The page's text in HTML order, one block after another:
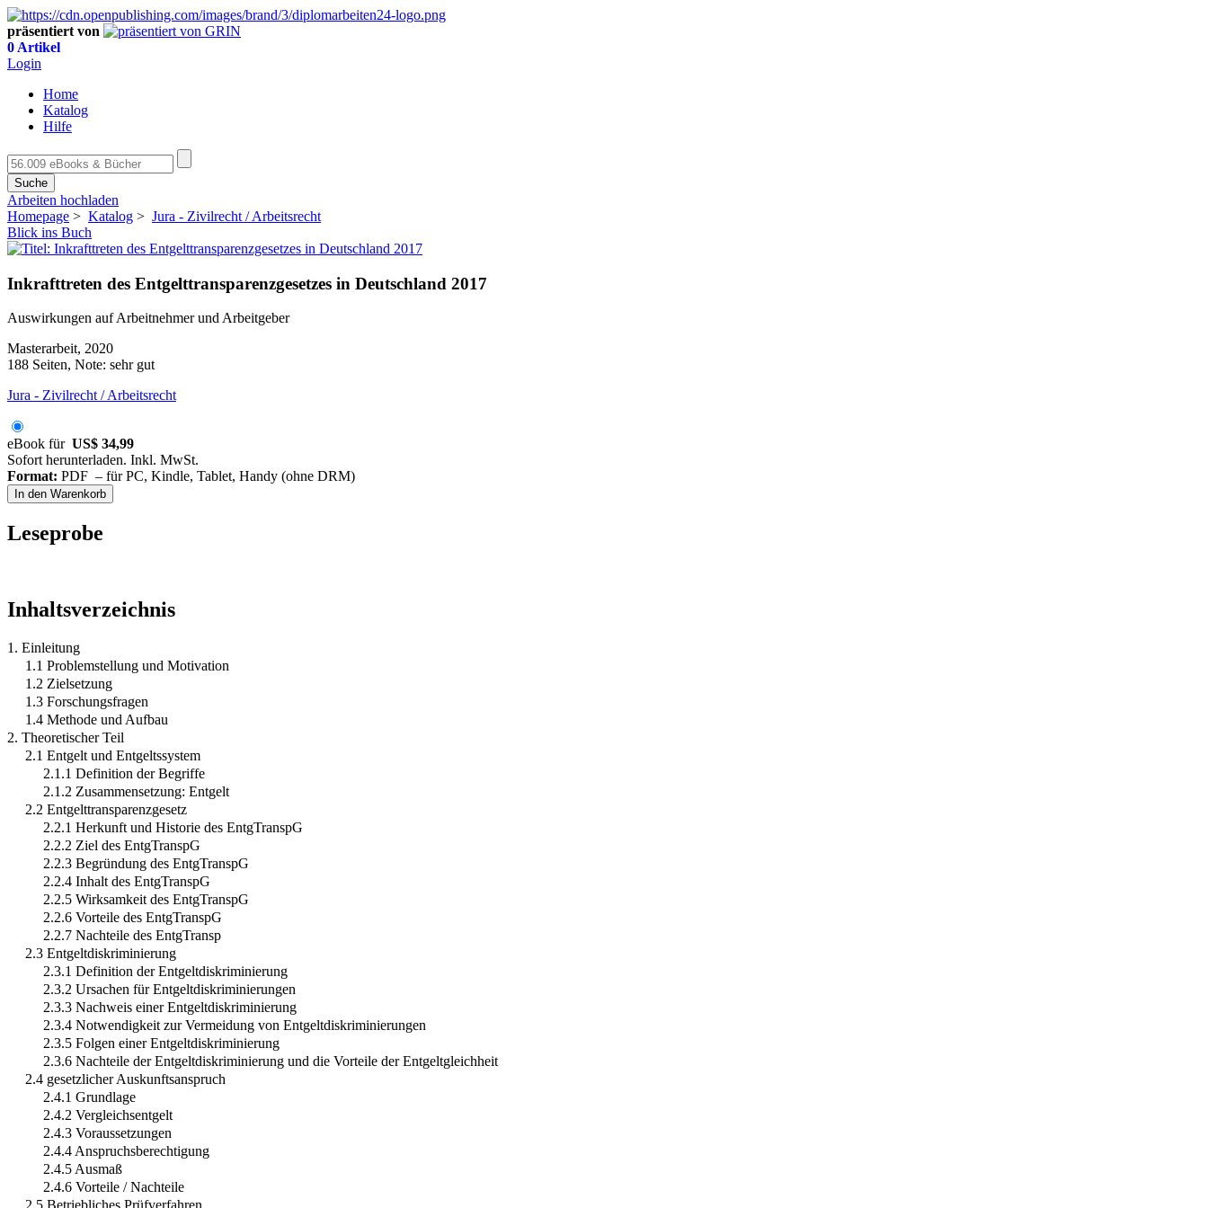
präsentiert von
0 Artikel
Login
Home
Katalog
Hilfe
Suche
Arbeiten hochladen
Homepage > Katalog > Jura - Zivilrecht / Arbeitsrecht
Blick ins Buch
Inkrafttreten des Entgelttransparenzgesetzes in Deutschland 2017
Auswirkungen auf Arbeitnehmer und Arbeitgeber
Masterarbeit, 2020
188 Seiten, Note: sehr gut
Jura - Zivilrecht / Arbeitsrecht
eBook für US$ 34,99
Sofort herunterladen. Inkl. MwSt.
Format: PDF – für PC, Kindle, Tablet, Handy (ohne DRM)
In den Warenkorb
Leseprobe
Inhaltsverzeichnis
1. Einleitung
1.1 Problemstellung und Motivation
1.2 Zielsetzung
1.3 Forschungsfragen
1.4 Methode und Aufbau
2. Theoretischer Teil
2.1 Entgelt und Entgeltssystem
2.1.1 Definition der Begriffe
2.1.2 Zusammensetzung: Entgelt
2.2 Entgelttransparenzgesetz
2.2.1 Herkunft und Historie des EntgTranspG
2.2.2 Ziel des EntgTranspG
2.2.3 Begründung des EntgTranspG
2.2.4 Inhalt des EntgTranspG
2.2.5 Wirksamkeit des EntgTranspG
2.2.6 Vorteile des EntgTranspG
2.2.7 Nachteile des EntgTransp
2.3 Entgeltdiskriminierung
2.3.1 Definition der Entgeltdiskriminierung
2.3.2 Ursachen für Entgeltdiskriminierungen
2.3.3 Nachweis einer Entgeltdiskriminierung
2.3.4 Notwendigkeit zur Vermeidung von Entgeltdiskriminierungen
2.3.5 Folgen einer Entgeltdiskriminierung
2.3.6 Nachteile der Entgeltdiskriminierung und die Vorteile der Entgeltgleichheit
2.4 gesetzlicher Auskunftsanspruch
2.4.1 Grundlage
2.4.2 Vergleichsentgelt
2.4.3 Voraussetzungen
2.4.4 Anspruchsberechtigung
2.4.5 Ausmaß
2.4.6 Vorteile / Nachteile
2.5 Betriebliches Prüfverfahren